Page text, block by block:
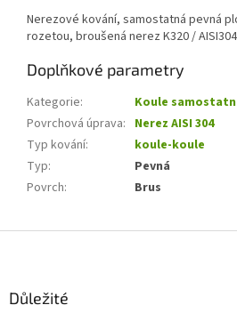
Nerezové kování, samostatná pevná
rozetou, broušená nerez K320 / AISI304
Doplňkové parametry
Kategorie:
Koule
Povrchová úprava: Nerez AISI 304
Typ kování:
koule-koule
Typ:
Pevná
Povrch: Brus
Důležité